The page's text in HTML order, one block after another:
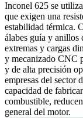
Inconel 625 se
que exigen una
estabilidad térmica.
álabes guía y anillos
extremas y cargas
y mecanizado CNC
y de alta precisión
empresas del sector
capacidad de
combustible,
general del motor.